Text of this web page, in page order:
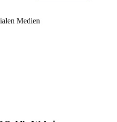
Medien